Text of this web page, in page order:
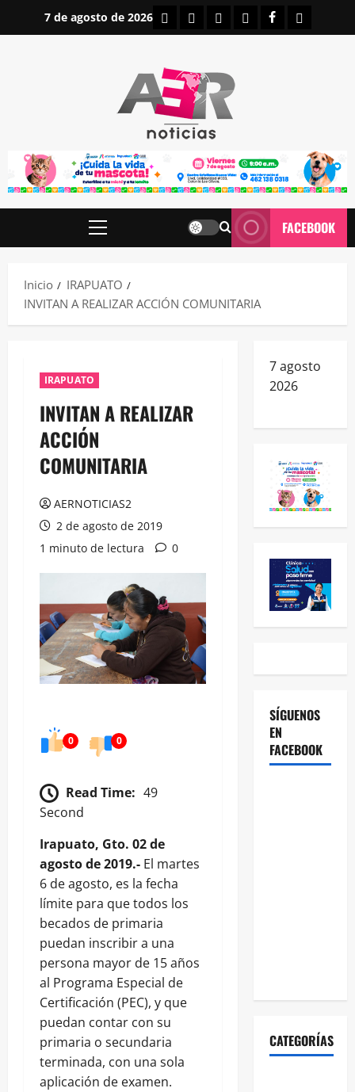
7 de agosto de 2026 INICIOIRAPUATO
ESTATALES
NACIONALES
FACEBOOK
Menú
FACEBOOK
Inicio
IRAPUATO
INVITAN A REALIZAR ACCIÓN COMUNITARIA
IRAPUATO
INVITAN A REALIZAR
ACCIÓN
COMUNITARIA
AERNOTICIAS2
2 de agosto de 2019
1 minuto de lectura
0
0 0
Read Time: 49
Second
Irapuato, Gto. 02 de
agosto de 2019.- El martes
6 de agosto, es la fecha
límite para que todos los
becados de primaria
puedan inscribir a una
persona mayor de 15 años
al Programa Especial de
Certificación (PEC), y que
puedan contar con su
primaria o secundaria
terminada, con una sola
aplicación de examen.
7 agosto
2026
SÍGUENOS
EN
FACEBOOK
CATEGORÍAS